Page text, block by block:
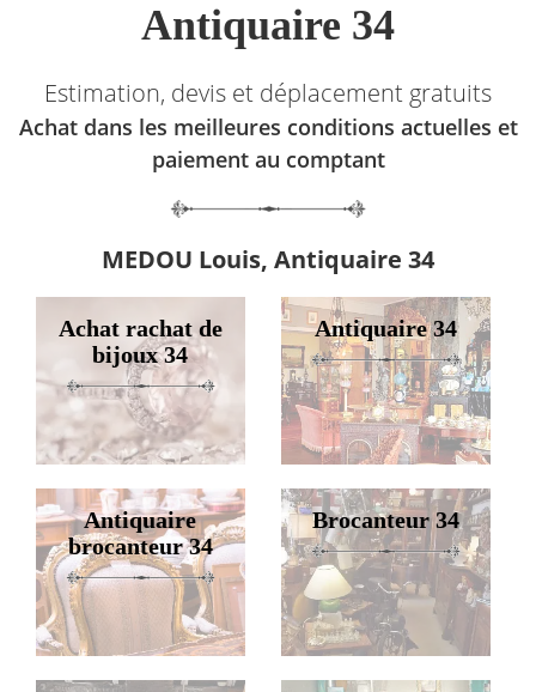
Antiquaire 34
Estimation, devis et déplacement gratuits
Achat dans les meilleures conditions actuelles et
paiement au comptant
MEDOU Louis, Antiquaire 34
Achat rachat de
bijoux 34
Antiquaire 34
Antiquaire
brocanteur 34
Brocanteur 34